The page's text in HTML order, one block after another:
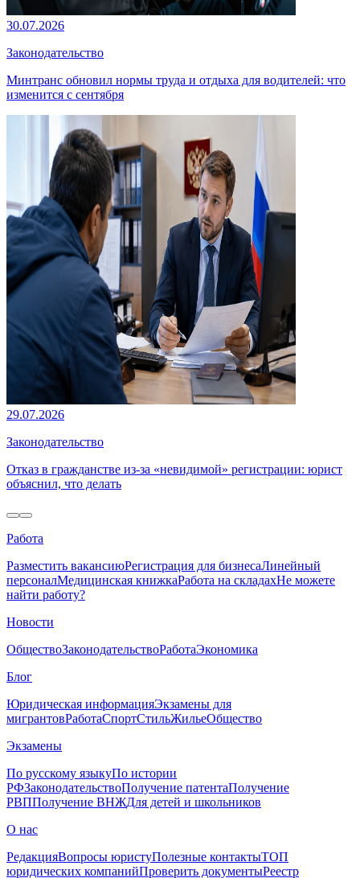
30.07.2026
Законодательство
Минтранс обновил нормы труда и отдыха для водителей: что
изменится с сентября
29.07.2026
Законодательство
Отказ в гражданстве из-за «невидимой» регистрации: юрист
объяснил, что делать
Работа
Разместить вакансиюРегистрация для бизнесаЛинейный
персоналМедицинская книжкаРабота на складахНе можете
найти работу?
Новости
ОбществоЗаконодательствоРаботаЭкономика
Блог
Юридическая информацияЭкзамены для
мигрантовРаботаСпортСтильЖильеОбщество
Экзамены
По русскому языкуПо истории
РФЗаконодательствоПолучение патентаПолучение
РВППолучение ВНЖДля детей и школьников
О нас
РедакцияВопросы юристуПолезные контактыТОП
юридических компанийПроверить документыРеестр